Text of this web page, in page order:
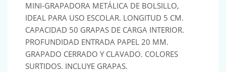
MINI-GRAPADORA METÁLICA DE BOLSILLO,
IDEAL PARA USO ESCOLAR. LONGITUD 5 CM.
CAPACIDAD 50 GRAPAS DE CARGA INTERIOR.
PROFUNDIDAD ENTRADA PAPEL 20 MM.
GRAPADO CERRADO Y CLAVADO. COLORES
SURTIDOS. INCLUYE GRAPAS.